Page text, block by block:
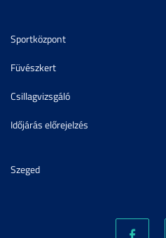
Sportközpont
Füvészkert
Csillagvizsgáló
Időjárás előrejelzés
Szeged